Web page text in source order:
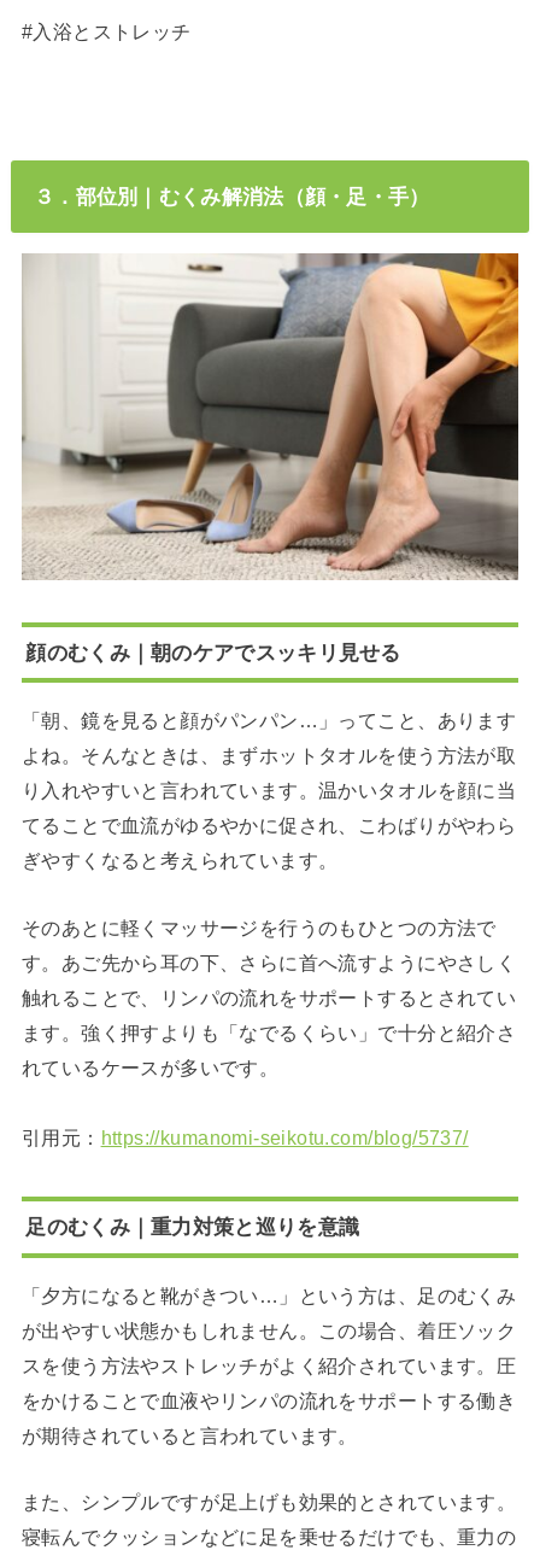
#入浴とストレッチ
３．部位別｜むくみ解消法（顔・足・手）
顔のむくみ｜朝のケアでスッキリ見せる
「朝、鏡を見ると顔がパンパン…」ってこと、あります
よね。そんなときは、まずホットタオルを使う方法が取
り入れやすいと言われています。温かいタオルを顔に当
てることで血流がゆるやかに促され、こわばりがやわら
ぎやすくなると考えられています。
そのあとに軽くマッサージを行うのもひとつの方法で
す。あご先から耳の下、さらに首へ流すようにやさしく
触れることで、リンパの流れをサポートするとされてい
ます。強く押すよりも「なでるくらい」で十分と紹介さ
れているケースが多いです。
引用元： https://kumanomi-seikotu.com/blog/5737/
足のむくみ｜重力対策と巡りを意識
「夕方になると靴がきつい…」という方は、足のむくみ
が出やすい状態かもしれません。この場合、着圧ソック
スを使う方法やストレッチがよく紹介されています。圧
をかけることで血液やリンパの流れをサポートする働き
が期待されていると言われています。
また、シンプルですが足上げも効果的とされています。
寝転んでクッションなどに足を乗せるだけでも、重力の